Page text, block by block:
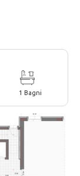
1 Bagni